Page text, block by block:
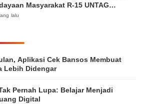
Masyarakat R-15 UNTAG
2026
lalu
Aplikasi Cek Bansos Membuat
Lebih Didengar
Pernah Lupa: Belajar Menjadi
Digital